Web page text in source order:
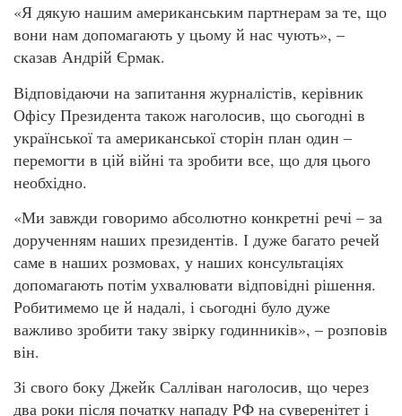
«Я дякую нашим американським партнерам за те, що
вони нам допомагають у цьому й нас чують», –
сказав Андрій Єрмак.
Відповідаючи на запитання журналістів, керівник
Офісу Президента також наголосив, що сьогодні в
української та американської сторін план один –
перемогти в цій війні та зробити все, що для цього
необхідно.
«Ми завжди говоримо абсолютно конкретні речі – за
дорученням наших президентів. І дуже багато речей
саме в наших розмовах, у наших консультаціях
допомагають потім ухвалювати відповідні рішення.
Робитимемо це й надалі, і сьогодні було дуже
важливо зробити таку звірку годинників», – розповів
він.
Зі свого боку Джейк Салліван наголосив, що через
два роки після початку нападу РФ на суверенітет і